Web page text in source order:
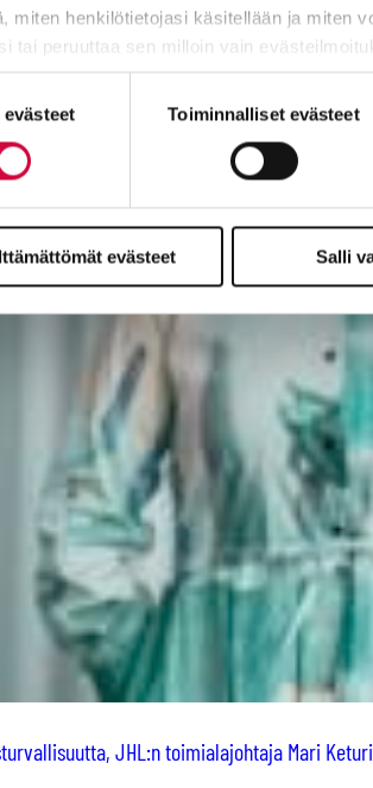
miten henkilötietojasi käsitellään ja miten
tai peruuttaa sen milloin vain
on välttämättömiä, osa sivuston
Toiminnalliset evästeet
evästeet Salli
JHL:n toimialajohtaja Mari